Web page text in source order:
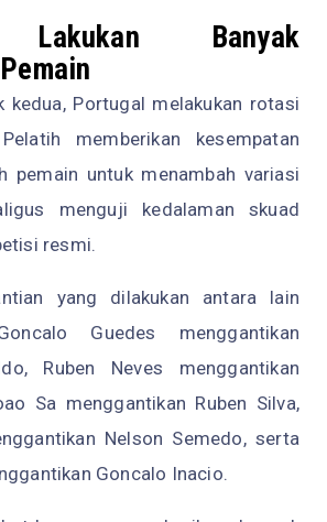
Lakukan Banyak
kedua, Portugal melakukan rotasi
memberikan kesempatan
pemain untuk menambah variasi
menguji kedalaman skuad
resmi.
yang dilakukan antara lain
Guedes menggantikan
Ruben Neves menggantikan
Sa menggantikan Ruben Silva,
Nelson Semedo, serta
Goncalo Inacio.